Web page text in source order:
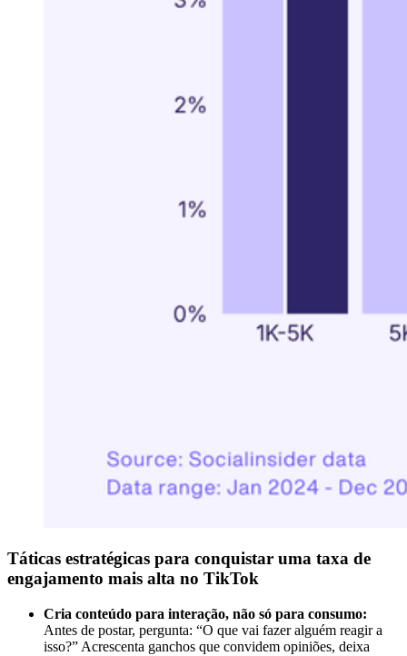
Táticas estratégicas para conquistar uma taxa de
engajamento mais alta no TikTok
Cria conteúdo para interação, não só para consumo:
Antes de postar, pergunta: “O que vai fazer alguém reagir a
isso?” Acrescenta ganchos que convidem opiniões, deixa